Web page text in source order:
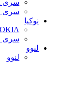
سری REDMI
سری REDMI NOTE
نوکیا
NOKIA
سری C
لنوو
لنوو